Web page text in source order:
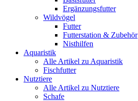
Ergänzungsfutter
Wildvögel
Futter
Futterstation & Zubehör
Nisthilfen
Aquaristik
Alle Artikel zu Aquaristik
Fischfutter
Nutztiere
Alle Artikel zu Nutztiere
Schafe